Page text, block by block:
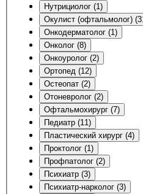
Нутрициолог (1)
Окулист (офтальмолог)
Онкодерматолог (1)
Онколог (8)
Онкоуролог (2)
Ортопед (12)
Остеопат (2)
Отоневролог (2)
Офтальмохирург (7)
Педиатр (11)
Пластический хирург (4)
Проктолог (1)
Профпатолог (2)
Психиатр (3)
Психиатр-нарколог (3)